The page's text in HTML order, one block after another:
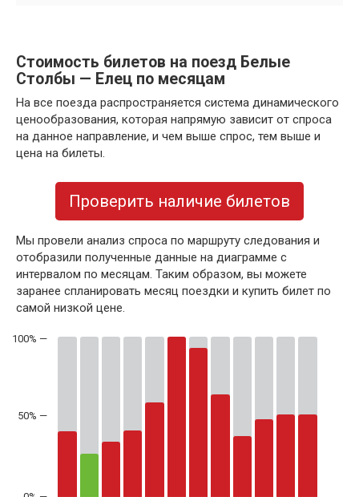
Стоимость билетов на поезд Белые
Столбы — Елец по месяцам
На все поезда распространяется система динамического
ценообразования, которая напрямую зависит от спроса
на данное направление, и чем выше спрос, тем выше и
цена на билеты.
Проверить наличие билетов
Мы провели анализ спроса по маршруту следования и
отобразили полученные данные на диаграмме с
интервалом по месяцам. Таким образом, вы можете
заранее спланировать месяц поездки и купить билет по
самой низкой цене.
50% —